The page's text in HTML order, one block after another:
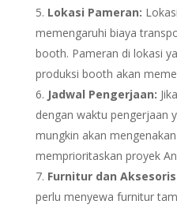
Lokasi Pameran:
memengaruhi biaya
booth. Pameran di lokasi
produksi booth akan
Jadwal Pengerjaan:
dengan waktu pengerjaan
mungkin akan
memprioritaskan proyek
Furnitur dan
perlu menyewa furnitur